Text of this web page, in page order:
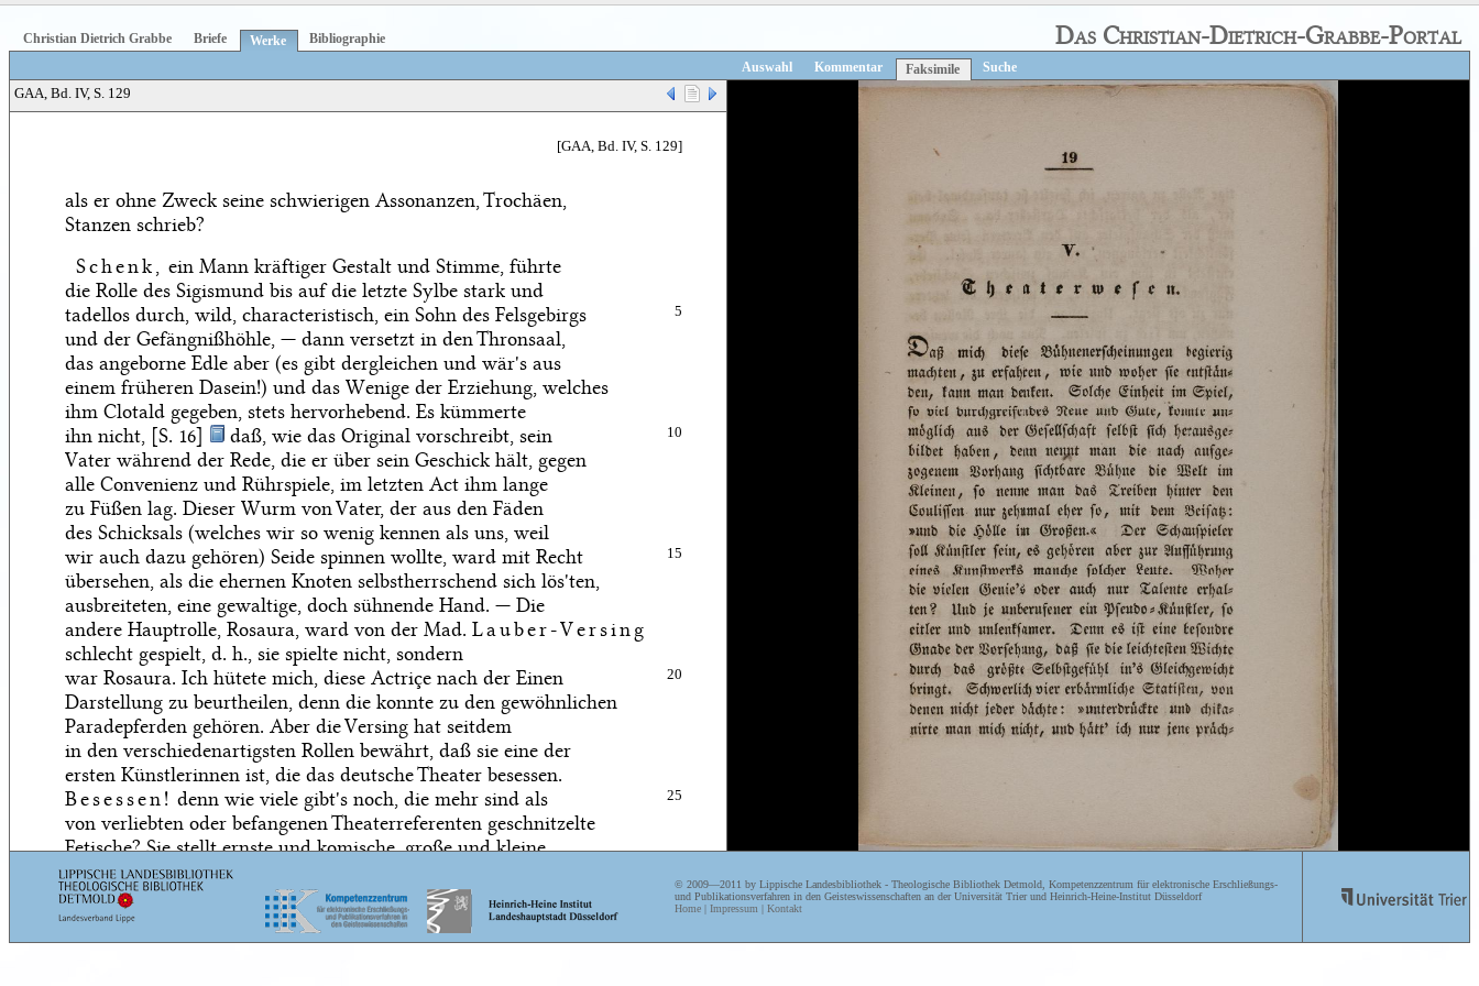
Das Christian-Dietrich-Grabbe-Portal
Christian Dietrich Grabbe Briefe Werke
Bibliographie
Auswahl
Kommentar Faksimile Suche
GAA, Bd. IV, S. 129
[GAA, Bd. IV, S. 129]
als er ohne Zweck seine schwierigen Assonanzen, Trochäen,
Stanzen schrieb?
Schenk, ein Mann kräftiger Gestalt und Stimme, führte
die Rolle des Sigismund bis auf die letzte Sylbe stark und
5
tadellos durch, wild, characteristisch, ein Sohn des Felsgebirgs
und der Gefängnißhöhle, — dann versetzt in den Thronsaal,
das angeborne Edle aber (es gibt dergleichen und wär's aus
einem früheren Dasein!) und das Wenige der Erziehung, welches
ihm Clotald gegeben, stets hervorhebend. Es kümmerte
10
ihn nicht, [S. 16]
daß, wie das Original vorschreibt, sein
Vater während der Rede, die er über sein Geschick hält, gegen
alle Convenienz und Rührspiele, im letzten Act ihm lange
zu Füßen lag. Dieser Wurm von Vater, der aus den Fäden
des Schicksals (welches wir so wenig kennen als uns, weil
15
wir auch dazu gehören) Seide spinnen wollte, ward mit Recht
übersehen, als die ehernen Knoten selbstherrschend sich lös'ten,
ausbreiteten, eine gewaltige, doch sühnende Hand. — Die
andere Hauptrolle, Rosaura, ward von der Mad. Lauber-Versing
schlecht gespielt, d. h., sie spielte nicht, sondern
20
war Rosaura. Ich hütete mich, diese Actriçe nach der Einen
Darstellung zu beurtheilen, denn die konnte zu den gewöhnlichen
Paradepferden gehören. Aber die Versing hat seitdem
in den verschiedenartigsten Rollen bewährt, daß sie eine der
ersten Künstlerinnen ist, die das deutsche Theater besessen.
25
Besessen! denn wie viele gibt's noch, die mehr sind als
von verliebten oder befangenen Theaterreferenten geschnitzelte
Fetische? Sie stellt ernste und komische, große und kleine
Partieen mit gleich frischer Kraft und Lust dar, und, was
die sicherste Spur des Schauspielgenies, sie wird nicht durch
30
die elende dichterische Beschaffenheit einer Rolle abgeschreckt,
sondern beachtet nur, wie sie mitihrerKunst sie tüchtig
© 2009—2011 by Lippische Landesbibliothek - Theologische Bibliothek Detmold, Kompetenzzentrum für elektronische Erschließungs-
und Publikationsverfahren in den Geisteswissenschaften an der Universität Trier und Heinrich-Heine-Institut Düsseldorf
Home | Impressum | Kontakt